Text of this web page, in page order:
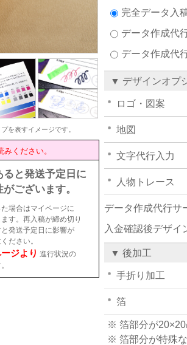
を表すイメージです。
ください。
と発送予定日に
ございます。
場合はマイページに
す。再入稿が締め切り
発送予定日に影響が
ださい。
ジより 進行状況の
完全データ入
データ作成代
データ作成代
▼ デザインオプ
ロゴ・図案
地図
文字代行入力
人物トレース
データ作成代行サ
入金確認後デザイ
▼ 後加工
手折り加工
箔
※ 箔部分が20×20
※ 箔部分が特殊